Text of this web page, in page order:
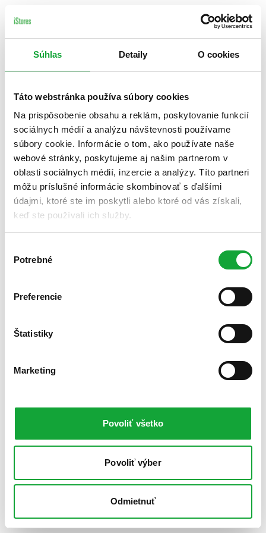
Súhlas Detaily O cookies
Táto webstránka používa súbory cookies
Na prispôsobenie obsahu a reklám, poskytovanie funkcií
sociálnych médií a analýzu návštevnosti používame
súbory cookie. Informácie o tom, ako používate naše
webové stránky, poskytujeme aj našim partnerom v
oblasti sociálnych médií, inzercie a analýzy. Títo partneri
môžu príslušné informácie skombinovať s ďalšími
údajmi, ktoré ste im poskytli alebo ktoré od vás získali,
keď ste používali ich služby.
súhlasu
Potrebné
Preferencie
Štatistiky
Marketing
Povoliť všetko
Povoliť výber
Odmietnuť